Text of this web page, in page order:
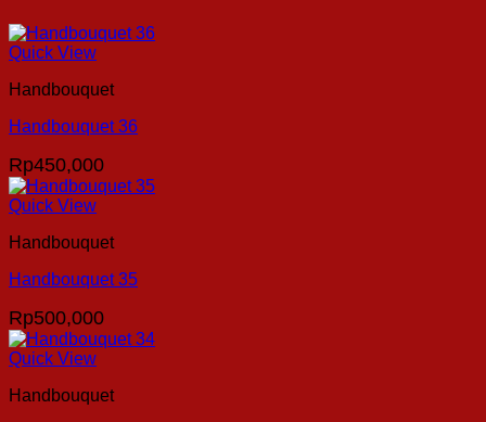
Quick View
Handbouquet
Handbouquet 36
Rp450,000
Quick View
Handbouquet
Handbouquet 35
Rp500,000
Quick View
Handbouquet